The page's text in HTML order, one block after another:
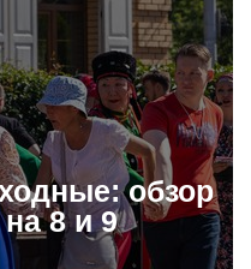
обзор
8 и 9